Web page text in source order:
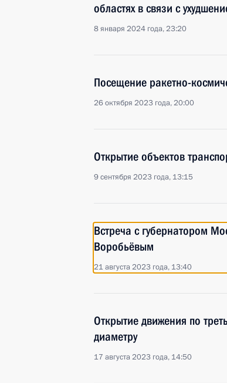
областях в связи с
8 января 2024 года, 23:20
Посещение ракетно-
26 октября 2023 года, 20:00
Открытие объектов
9 сентября 2023 года, 13:15
Встреча с губернатором
Воробьёвым
21 августа 2023 года, 13:40
Открытие движения по
диаметру
17 августа 2023 года, 14:50